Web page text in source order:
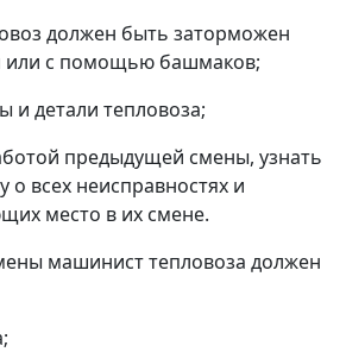
должен быть заторможен
с помощью башмаков;
и детали тепловоза;
предыдущей смены, узнать
о всех неисправностях и
место в их смене.
машинист тепловоза должен